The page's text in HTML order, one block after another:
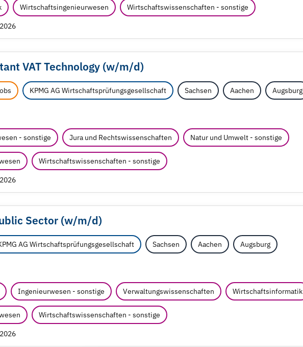
Wirtschaftsingenieurwesen Wirtschaftswissenschaften - sonstige
VAT Technology (w/m/d)
KPMG AG Wirtschaftsprüfungsgesellschaft Sachsen Aachen Augsburg
- sonstige Jura und Rechtswissenschaften Natur und Umwelt - sonstige
Wirtschaftswissenschaften - sonstige
Sector (w/m/d)
AG Wirtschaftsprüfungsgesellschaft Sachsen Aachen Augsburg
Ingenieurwesen - sonstige Verwaltungswissenschaften Wirtschaftsinformatik
Wirtschaftswissenschaften - sonstige